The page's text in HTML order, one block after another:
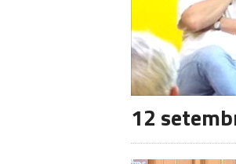
12